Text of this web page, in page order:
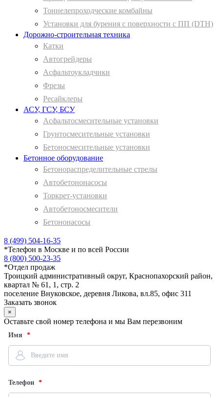
Тоннелепроходческие комбайны
Установки для бурения с поверхности с ПП (DTH)
Дорожно-строительная техника
Катки
Автогрейдеры
Асфальтоукладчики
Фрезы
Ресайклеры
АСУ, ГСУ, БСУ
Асфальтосмесительные установки
Грунтосмесительные установки
Бетоносмесительные установки
Бетонное оборудование
Бетонораспределительные стрелы
Автобетононасосы
Торкрет-установки
Автобетоносмесители
Бетононасосы
8 (499) 504-16-35
*Телефон в Москве и по всей России
8 (800) 500-23-35
*Отдел продаж
Троицкий административный округ, Краснопахорский район,
квартал № 61, 1, стр. 2
поселение Внуковское, деревня Ликова, вл.85, офис 311
Заказать звонок
×
Оставьте свой номер телефона и мы Вам перезвоним
Имя
Телефон